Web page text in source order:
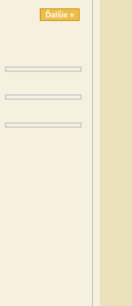
Ďalšie »